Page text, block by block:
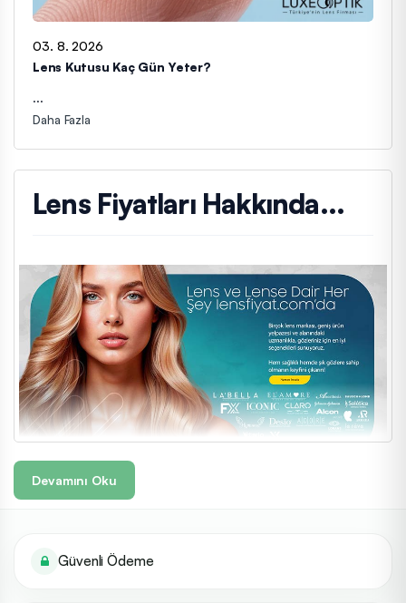
03. 8. 2026
Lens Kutusu Kaç Gün Yeter?
...
Daha Fazla
Lens Fiyatları Hakkında...
Labella LensAl
emek veren ve her gün daha da gelişmek için araştırma
Devamını Oku
Güvenli Ödeme